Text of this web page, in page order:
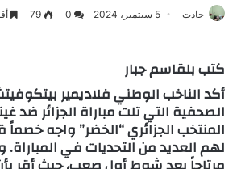
جادت 5 سبتمبر، 2024 0
79
كتب بلقاسم جبار
أكد الناخب الوطني فلاديمير
الصحفية التي تلت مباراة الجزائر ضد
المنتخب الجزائري “الخضر” واجه خصماً
لهم العديد من التحديات في